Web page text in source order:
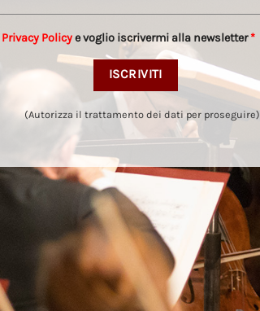
Privacy Policye voglio iscrivermi alla newsletter*
(Autorizza il trattamento dei dati per proseguire)